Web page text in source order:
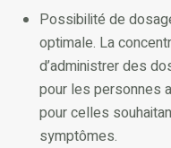
Possibilité de
optimale. La
d’administrer des
pour les personnes
pour celles
symptômes.